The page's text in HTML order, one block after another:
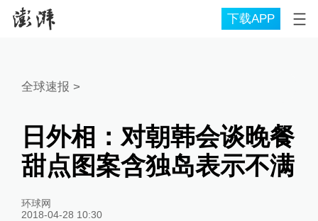
下载APP
全球速报 >
日外相：对朝韩会谈晚餐
甜点图案含独岛表示不满
环球网
2018-04-28 10:30